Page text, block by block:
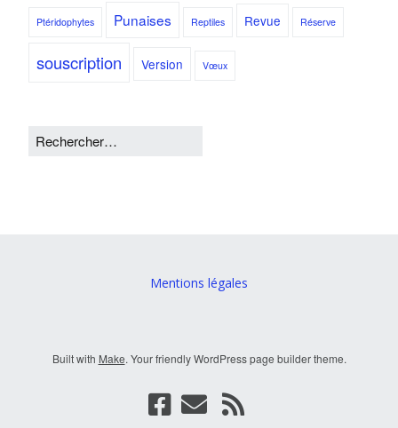
Ptéridophytes Punaises Reptiles Revue Réserve
souscription Version Vœux
Mentions légales
Built with Make. Your friendly WordPress page builder theme.